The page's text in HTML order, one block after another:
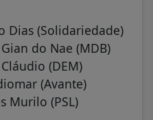
Dias (Solidariedade)
do Nae (MDB)
(DEM)
(Avante)
Murilo (PSL)